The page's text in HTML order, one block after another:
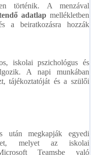
történik. A menzával
adatlapmellékletben
a beiratkozásra hozzák
iskolai pszichológus és
A napi munkában
tájékoztatóját és a szülői
után megkapják egyedi
melyet az iskolai
Teamsbe való